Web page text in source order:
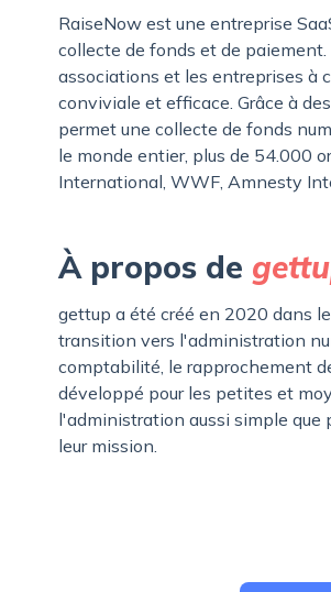
RaiseNow est une entreprise
collecte de fonds et de
associations et les entreprises à
conviviale et efficace. Grâce à
permet une collecte de fonds
le monde entier, plus de 54.000
International, WWF, Amnesty
À propos de
gettup a été créé en 2020 dans
transition vers l'administration
comptabilité, le rapprochement
développé pour les petites et
l'administration aussi simple que
leur mission.